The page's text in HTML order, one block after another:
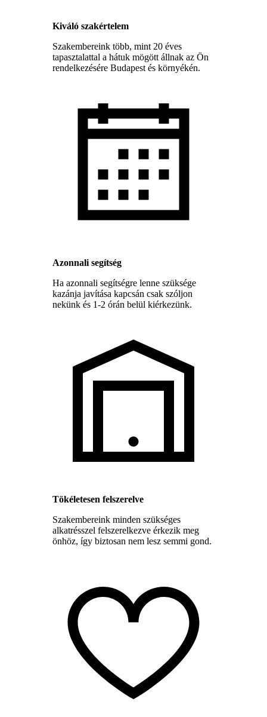
Kiváló szakértelem
Szakembereink több, mint 20 éves
tapasztalattal a hátuk mögött állnak az Ön
rendelkezésére Budapest és környékén.
Azonnali segítség
Ha azonnali segítségre lenne szüksége
kazánja javítása kapcsán csak szóljon
nekünk és 1-2 órán belül kiérkezünk.
Tökéletesen felszerelve
Szakembereink minden szükséges
alkatrésszel felszerelkezve érkezik meg
önhöz, így biztosan nem lesz semmi gond.